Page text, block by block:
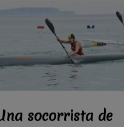
socorrista de